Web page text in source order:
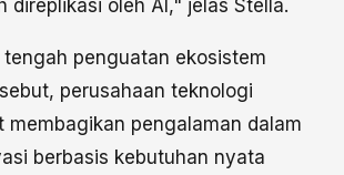
direplikasi oleh AI," jelas Stella.
penguatan ekosistem
perusahaan teknologi
membagikan pengalaman dalam
berbasis kebutuhan nyata